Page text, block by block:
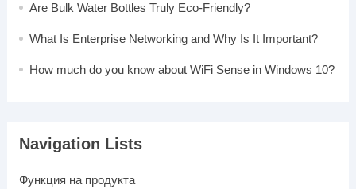
Are Bulk Water Bottles Truly Eco-Friendly?
What Is Enterprise Networking and Why Is It Important?
How much do you know about WiFi Sense in Windows 10?
Navigation Lists
Функция на продукта